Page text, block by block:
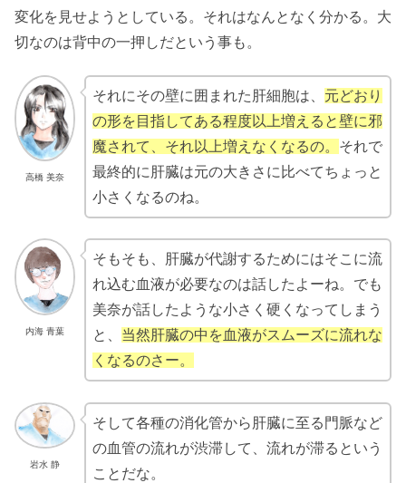
変化を見せようとしている。それはなんとなく分かる。大
切なのは背中の一押しだという事も。
高橋 美奈
それにその壁に囲まれた肝細胞は、 元どおり
の形を目指してある程度以上増えると壁に邪
魔されて、それ以上増えなくなるの。 それで
最終的に肝臓は元の大きさに比べてちょっと
小さくなるのね。
内海 青葉
そもそも、肝臓が代謝するためにはそこに流
れ込む血液が必要なのは話したよーね。でも
美奈が話したような小さく硬くなってしまう
と、 当然肝臓の中を血液がスムーズに流れな
くなるのさー。
岩水 静
そして各種の消化管から肝臓に至る門脈など
の血管の流れが渋滞して、流れが滞るという
ことだな。